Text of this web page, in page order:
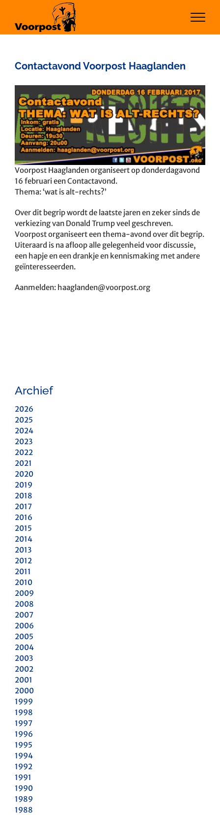
inhoud
Contactavond Voorpost Haaglanden
grotere
afbeelding
Voorpost Haaglanden organiseert op donderdagavond
16 februari een Contactavond.
Thema: ‘wat is alt-rechts?’
Over dit begrip wordt de laatste jaren en zeker sinds de
verkiezing van Donald Trump veel geschreven.
Voorpost organiseert een thema-avond over dit begrip.
Uiteraard is na afloop alle gelegenheid voor discussie,
een hapje en een drankje en kennismaking met andere
geïnteresseerden.
Aanmelden: haaglanden@voorpost.org
Archief
2026
2025
2024
2023
2022
2021
2020
2019
2018
2017
2016
2015
2014
2013
2012
2011
2010
2009
2008
2007
2006
2005
2004
2003
2002
2001
2000
1999
1998
1997
1996
1995
1994
1992
1991
1990
1989
1988